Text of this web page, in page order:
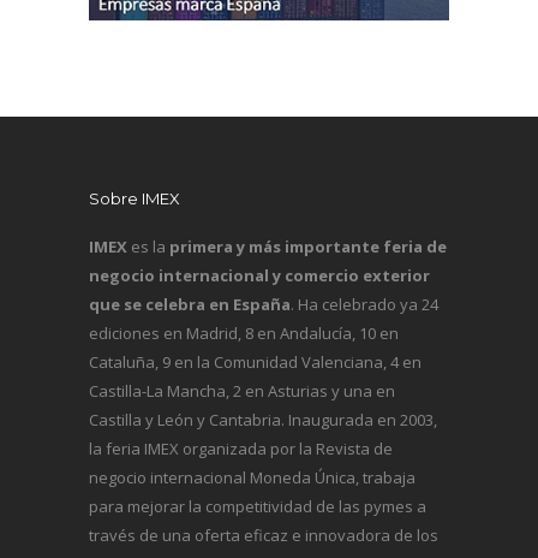
Sobre IMEX
IMEX es la primera y más importante feria de
negocio internacional y comercio exterior
que se celebra en España. Ha celebrado ya 24
ediciones en Madrid, 8 en Andalucía, 10 en
Cataluña, 9 en la Comunidad Valenciana, 4 en
Castilla-La Mancha, 2 en Asturias y una en
Castilla y León y Cantabria. Inaugurada en 2003,
la feria IMEX organizada por la Revista de
negocio internacional Moneda Única, trabaja
para mejorar la competitividad de las pymes a
través de una oferta eficaz e innovadora de los